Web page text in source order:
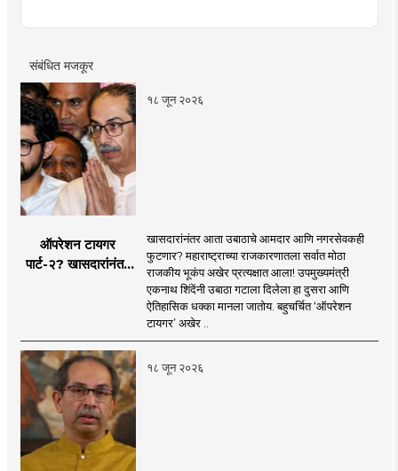
संबंधित मजकूर
१८ जून २०२६
ऑपरेशन टायगर
पार्ट-२? खासदारांनंतर
खासदारांनंतर आता उबाठाचे आमदार आणि नगरसेवकही
फुटणार? महाराष्ट्राच्या राजकारणातला सर्वात मोठा
राजकीय भूकंप अखेर प्रत्यक्षात आला! उपमुख्यमंत्री
एकनाथ शिंदेंनी उबाठा गटाला दिलेला हा दुसरा आणि
ऐतिहासिक धक्का मानला जातोय. बहुचर्चित ‘ऑपरेशन
टायगर’ अखेर ..
१८ जून २०२६